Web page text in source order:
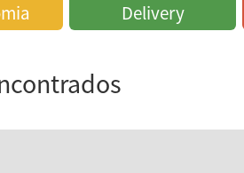
Delivery